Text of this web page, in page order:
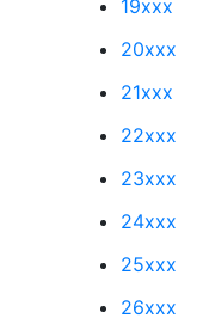
19xxx
20xxx
21xxx
22xxx
23xxx
24xxx
25xxx
26xxx